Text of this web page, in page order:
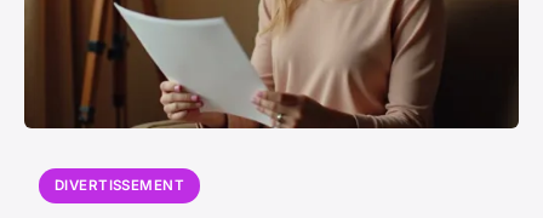
DIVERTISSEMENT